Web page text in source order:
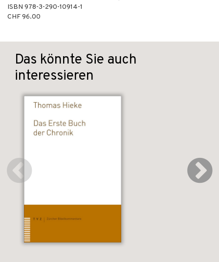
ISBN 978-3-290-10914-1
CHF 96.00
Das könnte Sie auch
interessieren